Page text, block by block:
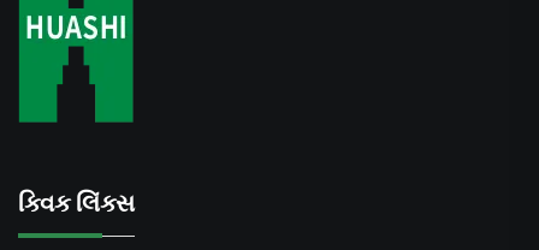
ક્વિક લિંક્સ